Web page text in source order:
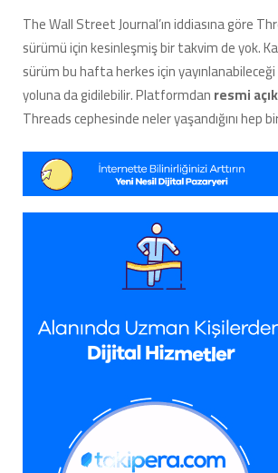
The Wall Street Journal’ın iddiasına göre
sürümü için kesinleşmişbir takvim de yok.
sürüm bu hafta herkes için
yoluna da gidilebilir. Platformdanresmi
Threads cephesinde neler yaşandığını hep